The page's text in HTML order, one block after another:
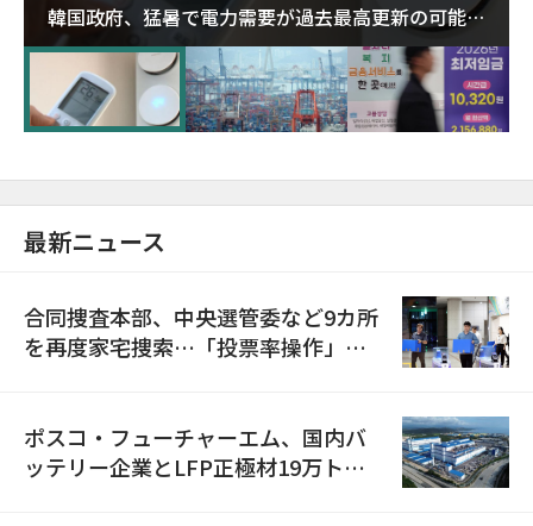
韓国政府、猛暑で電力需要が過去最高更新の可能性
に需給対応体制を点検
最新ニュース
合同捜査本部、中央選管委など9カ所
を再度家宅捜索…「投票率操作」の
ポスコ・フューチャーエム、国内バ
ッテリー企業とLFP正極材19万トン